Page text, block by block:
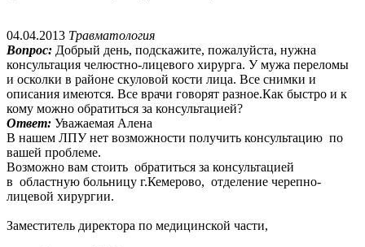
04.04.2013 Травматология
Вопрос: Добрый день, подскажите, пожалуйста, нужна
консультация челюстно-лицевого хирурга. У мужа переломы
и осколки в районе скуловой кости лица. Все снимки и
описания имеются. Все врачи говорят разное.Как быстро и к
кому можно обратиться за консультацией?
Ответ: Уважаемая Алена
В нашем ЛПУ нет возможности получить консультацию по
вашей проблеме.
Возможно вам стоить обратиться за консультацией
в областную больницу г.Кемерово, отделение черепно-
лицевой хирургии.
Заместитель директора по медицинской части,